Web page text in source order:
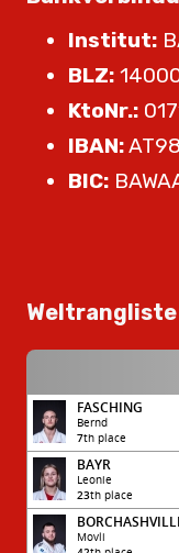
Institut:
BLZ:
KtoNr.:
IBAN:
BIC:
Weltrangliste